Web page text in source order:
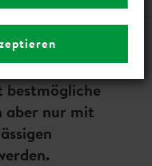
Partner
bestmögliche
aber nur mit